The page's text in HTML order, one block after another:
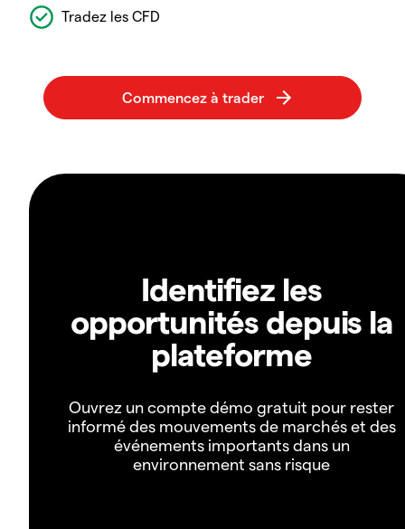
Tradez les CFD
Identifiez les
opportunités depuis la
plateforme
Ouvrez un compte démo gratuit pour rester
informé des mouvements de marchés et des
événements importants dans un
environnement sans risque